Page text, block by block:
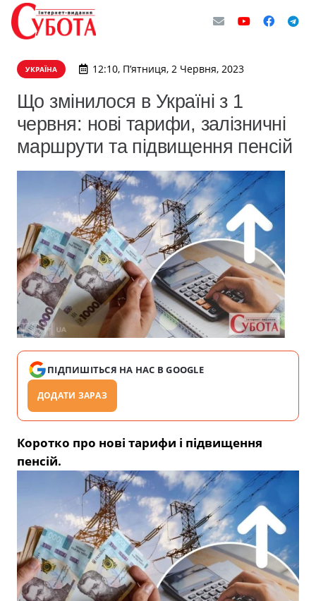
УКРАЇНА 12:10, П’ятниця, 2 Червня, 2023
Що змінилося в Україні з 1
червня: нові тарифи, залізничні
маршрути та підвищення пенсій
ПІДПИШІТЬСЯ НА НАС В GOOGLE
ДОДАТИ ЗАРАЗ
Коротко про нові тарифи і підвищення
пенсій.